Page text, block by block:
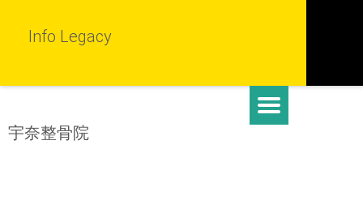
Info Legacy
宇奈整骨院